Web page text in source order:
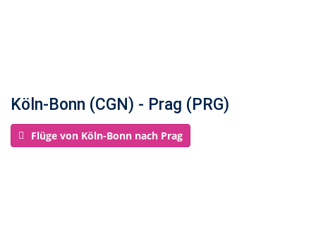
Köln-Bonn (CGN) - Prag (PRG)
Flüge von Köln-Bonn nach Prag